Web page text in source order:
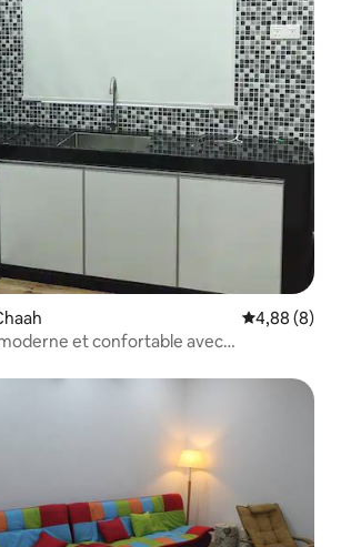
Évaluation
4,88 (8)
et confortable avec